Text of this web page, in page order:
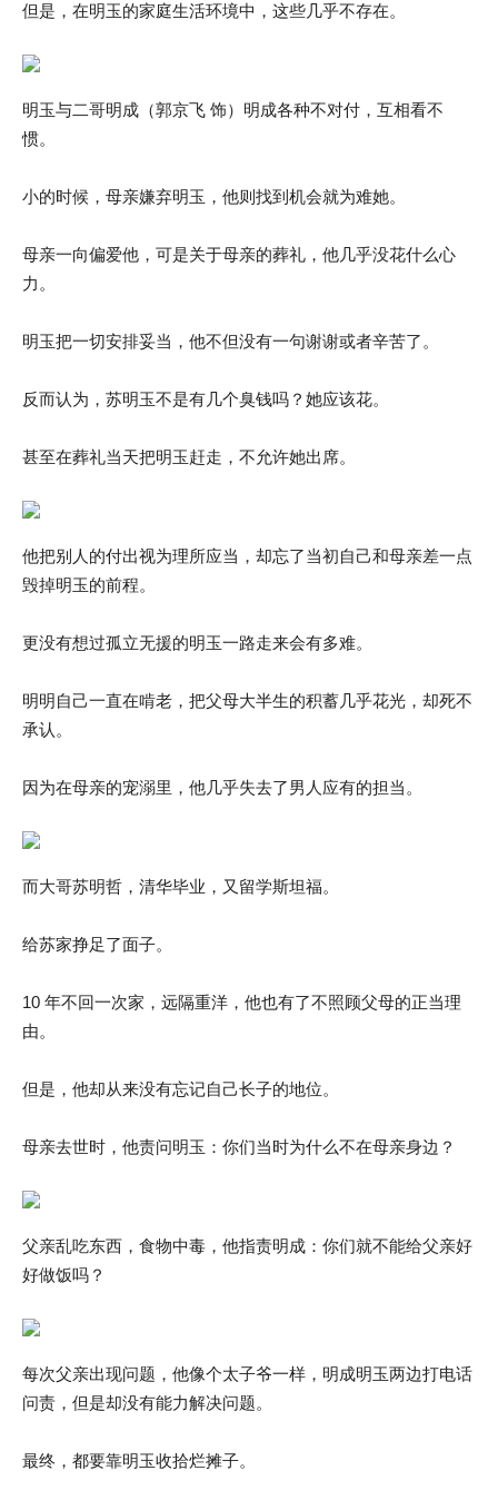
但是，在明玉的家庭生活环境中，这些几乎不存在。
明玉与二哥明成（郭京飞 饰）明成各种不对付，互相看不
惯。
小的时候，母亲嫌弃明玉，他则找到机会就为难她。
母亲一向偏爱他，可是关于母亲的葬礼，他几乎没花什么心
力。
明玉把一切安排妥当，他不但没有一句谢谢或者辛苦了。
反而认为，苏明玉不是有几个臭钱吗？她应该花。
甚至在葬礼当天把明玉赶走，不允许她出席。
他把别人的付出视为理所应当，却忘了当初自己和母亲差一点
毁掉明玉的前程。
更没有想过孤立无援的明玉一路走来会有多难。
明明自己一直在啃老，把父母大半生的积蓄几乎花光，却死不
承认。
因为在母亲的宠溺里，他几乎失去了男人应有的担当。
而大哥苏明哲，清华毕业，又留学斯坦福。
给苏家挣足了面子。
10 年不回一次家，远隔重洋，他也有了不照顾父母的正当理
由。
但是，他却从来没有忘记自己长子的地位。
母亲去世时，他责问明玉：你们当时为什么不在母亲身边？
父亲乱吃东西，食物中毒，他指责明成：你们就不能给父亲好
好做饭吗？
每次父亲出现问题，他像个太子爷一样，明成明玉两边打电话
问责，但是却没有能力解决问题。
最终，都要靠明玉收拾烂摊子。